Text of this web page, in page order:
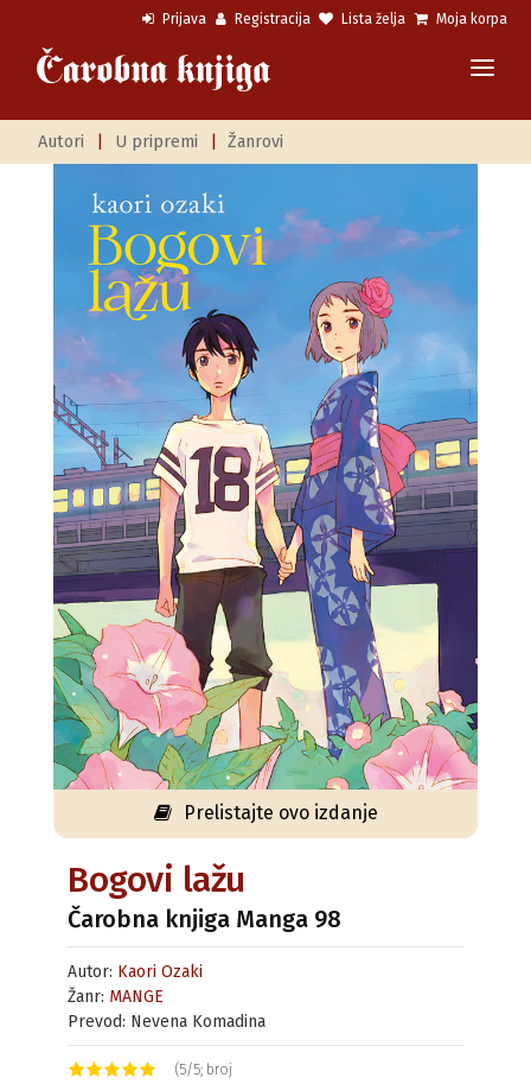
Prijava Registracija Lista želja Moja korpa
Autori U pripremi Žanrovi
Prelistajte ovo izdanje
Bogovi lažu
Čarobna knjiga Manga 98
Autor: Kaori Ozaki
Žanr: MANGE
Prevod: Nevena Komadina
(5/5; broj